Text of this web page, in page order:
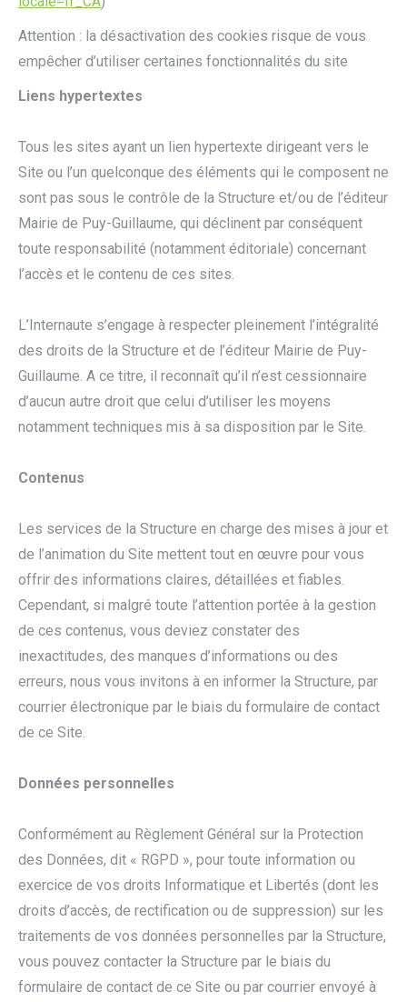
Attention : la désactivation des cookies risque de vous
empêcher d’utiliser certaines fonctionnalités du site
Liens hypertextes
Tous les sites ayant un lien hypertexte dirigeant vers le
Site ou l’un quelconque des éléments qui le composent ne
sont pas sous le contrôle de la Structure et/ou de l’éditeur
Mairie de Puy-Guillaume, qui déclinent par conséquent
toute responsabilité (notamment éditoriale) concernant
l’accès et le contenu de ces sites.
L’Internaute s’engage à respecter pleinement l’intégralité
des droits de la Structure et de l’éditeur Mairie de Puy-
Guillaume. A ce titre, il reconnaît qu’il n’est cessionnaire
d’aucun autre droit que celui d’utiliser les moyens
notamment techniques mis à sa disposition par le Site.
Contenus
Les services de la Structure en charge des mises à jour et
de l’animation du Site mettent tout en œuvre pour vous
offrir des informations claires, détaillées et fiables.
Cependant, si malgré toute l’attention portée à la gestion
de ces contenus, vous deviez constater des
inexactitudes, des manques d’informations ou des
erreurs, nous vous invitons à en informer la Structure, par
courrier électronique par le biais du formulaire de contact
de ce Site.
Données personnelles
Conformément au Règlement Général sur la Protection
des Données, dit « RGPD », pour toute information ou
exercice de vos droits Informatique et Libertés (dont les
droits d’accès, de rectification ou de suppression) sur les
traitements de vos données personnelles par la Structure,
vous pouvez contacter la Structure par le biais du
formulaire de contact de ce Site ou par courrier envoyé à